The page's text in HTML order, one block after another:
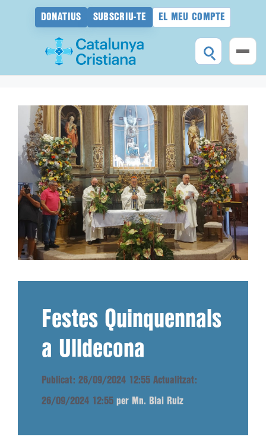
DONATIUS SUBSCRIU-TE EL MEU COMPTE
Festes Quinquennals
a Ulldecona
Publicat: 26/09/2024 12:55 Actualitzat:
26/09/2024 12:55 per Mn. Blai Ruiz